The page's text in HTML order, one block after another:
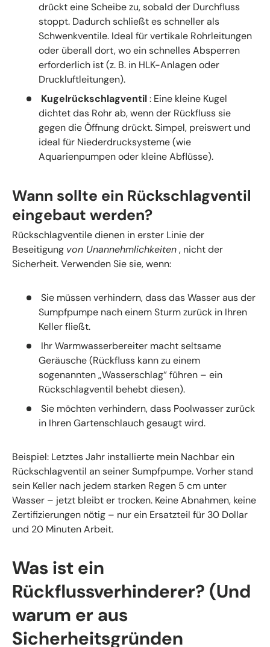
drückt eine Scheibe zu, sobald der Durchfluss
stoppt. Dadurch schließt es schneller als
Schwenkventile. Ideal für vertikale Rohrleitungen
oder überall dort, wo ein schnelles Absperren
erforderlich ist (z. B. in HLK-Anlagen oder
Druckluftleitungen).
Kugelrückschlagventil: Eine kleine Kugel
dichtet das Rohr ab, wenn der Rückfluss sie
gegen die Öffnung drückt. Simpel, preiswert und
ideal für Niederdrucksysteme (wie
Aquarienpumpen oder kleine Abflüsse).
Wann sollte ein Rückschlagventil
eingebaut werden?
Rückschlagventile dienen in erster Linie der
Beseitigung von Unannehmlichkeiten, nicht der
Sicherheit. Verwenden Sie sie, wenn:
Sie müssen verhindern, dass das Wasser aus der
Sumpfpumpe nach einem Sturm zurück in Ihren
Keller fließt.
Ihr Warmwasserbereiter macht seltsame
Geräusche (Rückfluss kann zu einem
sogenannten „Wasserschlag“ führen – ein
Rückschlagventil behebt diesen).
Sie möchten verhindern, dass Poolwasser zurück
in Ihren Gartenschlauch gesaugt wird.
Beispiel: Letztes Jahr installierte mein Nachbar ein
Rückschlagventil an seiner Sumpfpumpe. Vorher stand
sein Keller nach jedem starken Regen 5 cm unter
Wasser – jetzt bleibt er trocken. Keine Abnahmen, keine
Zertifizierungen nötig – nur ein Ersatzteil für 30 Dollar
und 20 Minuten Arbeit.
Was ist ein
Rückflussverhinderer? (Und
warum er aus
Sicherheitsgründen